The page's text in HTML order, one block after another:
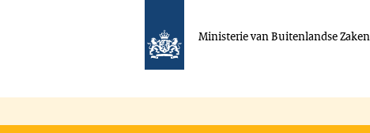
Ministerie van Buitenlandse Zaken